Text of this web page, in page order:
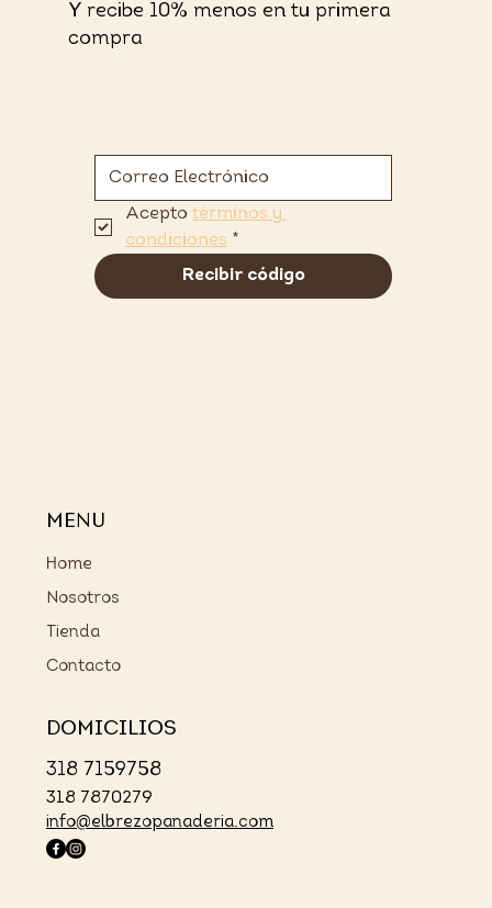
Y recibe 10% menos en tu primera
compra
Acepto términos y
condiciones *
Recibir código
MENU
Home
Nosotros
Tienda
Contacto
DOMICILIOS
318 7159758
318 7870279
info@elbrezopanaderia.com